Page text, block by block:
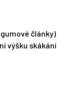
články)
výšku skákání